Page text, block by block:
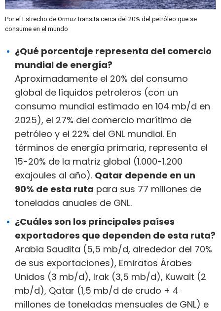
Por el Estrecho de Ormuz transita cerca del 20% del petróleo que se
consume en el mundo
¿Qué porcentaje representa del comercio
mundial de energía?
Aproximadamente el 20% del consumo
global de líquidos petroleros (con un
consumo mundial estimado en 104 mb/d en
2025), el 27% del comercio marítimo de
petróleo y el 22% del GNL mundial. En
términos de energía primaria, representa el
15-20% de la matriz global (1.000-1.200
exajoules al año). Qatar depende en un
90% de esta ruta para sus 77 millones de
toneladas anuales de GNL.
¿Cuáles son los principales países
exportadores que dependen de esta ruta?
Arabia Saudita (5,5 mb/d, alrededor del 70%
de sus exportaciones), Emiratos Árabes
Unidos (3 mb/d), Irak (3,5 mb/d), Kuwait (2
mb/d), Qatar (1,5 mb/d de crudo + 4
millones de toneladas mensuales de GNL) e